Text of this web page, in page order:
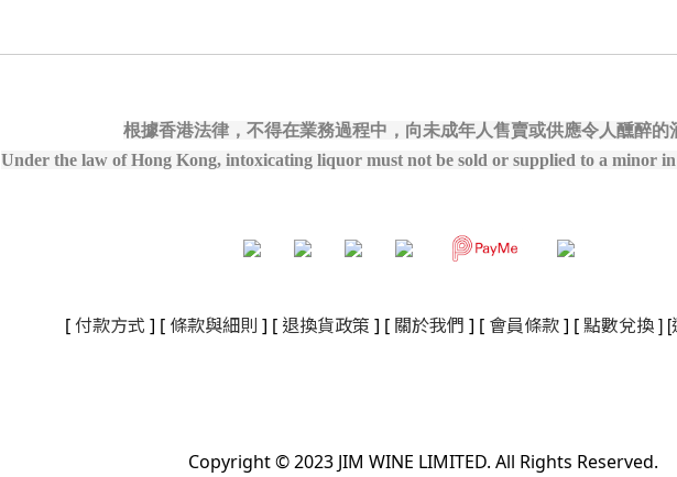
根據香港法律，不得在業務過程中，向未成年人售賣或供應令人醺醉的
Under the law of Hong Kong, intoxicating liquor must not be sold or supplied to a minor in
[ 付款方式 ] [ 條款與細則 ] [ 退換貨政策 ] [ 關於我們 ] [ 會員條款 ] [點數兌換] [
Copyright © 2023 JIM WINE LIMITED. All Rights Reserved.